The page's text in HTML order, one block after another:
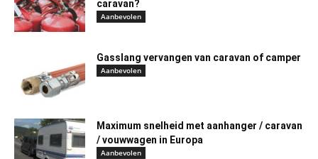
caravan?
Aanbevolen
Gasslang vervangen van caravan of camper
Aanbevolen
Maximum snelheid met aanhanger / caravan
/ vouwwagen in Europa
Aanbevolen